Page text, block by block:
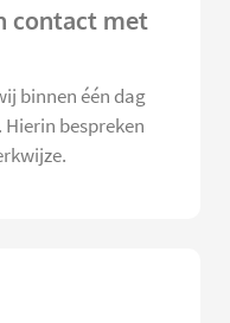
contact met
binnen één dag
bespreken